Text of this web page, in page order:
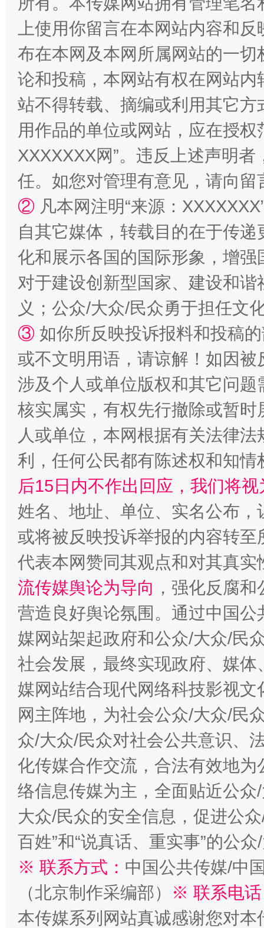
扯下公款旅游的“隐身衣” 如何以
“蜀中异人”王建安的艺术幻境
完善运行机制助力责任有效落实 一纸欠
东山县通报“牛蛙产品抗生素超标问题” 法
千年窑火 生生不息 一
上使用你留言在本网站内容和
布在本网及本网所属网站的一
论和投稿，本网站有权在网站
站不得转载、摘编或利用其它
用作品的单位或网站，应在授
XXXXXXX网”。违反上述声明
任。如您对管理有意见，请向
② 凡本网注明“来源：
自其它媒体，转载目的在于传
化和展示各国的国际形象，增
对于建设创新型国家、建设和
义；公众/大众/民众勇于担任文
③ 如你所反映投诉报料和投稿
或不文明用语，请谅解！如因
涉及个人或单位版权和其它问题
核实属实，有权先行撤除或暂
人或单位，本网根据有关法律
利，任何公民都有陈述权和知情
后15日内不作出回应，我们将
姓名、地址、单位、实名公布
或将被反映投诉举报的内容转
代表本网赞同其观点和对其真实
流传媒舆论为导向 ，强化反腐
营造良好舆论氛围。通过中国
媒网站架起政府和公众/大众/民
社会发展，最终实现政府、媒
媒网站结合现代网络科技影视
网主阵地，为社会公众/大众/民
众/大众/民众对社会公共意识、
化传媒合作交流，合法有效地
络信息传媒为主，全面贴近公
大众/民众的安全信息，促进公
百姓”和“说真话、重实事”的公
※ 联系方式： 中国公共传媒/中
（北京制作采编部）
※ 联系电
本传媒系列网站真诚感谢您对